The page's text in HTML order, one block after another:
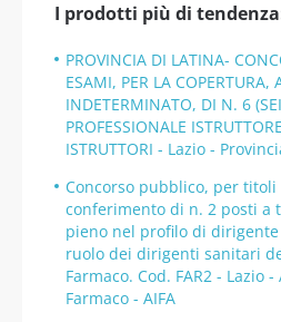
I prodotti più di
PROVINCIA DI LATINA-
ESAMI, PER LA COPERTURA,
INDETERMINATO, DI N. 6
PROFESSIONALE
ISTRUTTORI - Lazio -
Concorso pubblico, per
conferimento di n. 2 posti a
pieno nel profilo di
ruolo dei dirigenti sanitari
Farmaco. Cod. FAR2 - Lazio
Farmaco - AIFA